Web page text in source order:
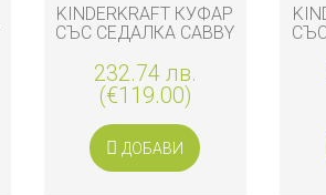
KINDERKRAFT КУФАР
СЪС СЕДАЛКА CABBY
232.74 лв.
(€119.00)
ДОБАВИ